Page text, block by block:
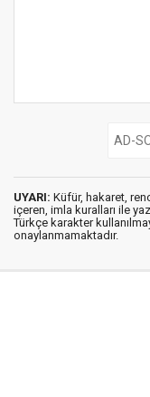
UYARI: Küfür, hakaret,
içeren, imla kuralları ile
Türkçe karakter
onaylanmamaktadır.